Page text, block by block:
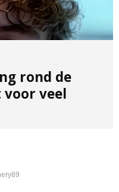
rond de
veel